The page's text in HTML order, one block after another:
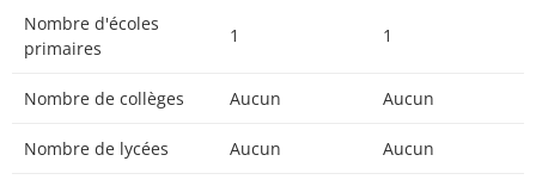
Nombre d'écoles
primaires
1 1
Nombre de collèges Aucun Aucun
Nombre de lycées Aucun Aucun